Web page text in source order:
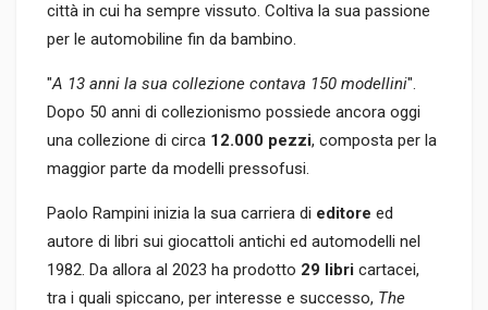
città in cui ha sempre vissuto. Coltiva la sua passione
per le automobiline fin da bambino.
"A 13 anni la sua collezione contava 150 modellini".
Dopo 50 anni di collezionismo possiede ancora oggi
una collezione di circa 12.000 pezzi, composta per la
maggior parte da modelli pressofusi.
Paolo Rampini inizia la sua carriera di editore ed
autore di libri sui giocattoli antichi ed automodelli nel
1982. Da allora al 2023 ha prodotto 29 libri cartacei,
tra i quali spiccano, per interesse e successo, The